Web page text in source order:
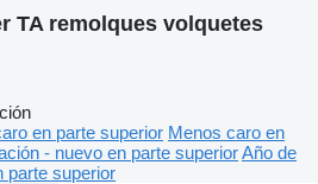
TA remolques volquetes
en parte superior Menos caro en
- nuevo en parte superiorAño de
parte superior